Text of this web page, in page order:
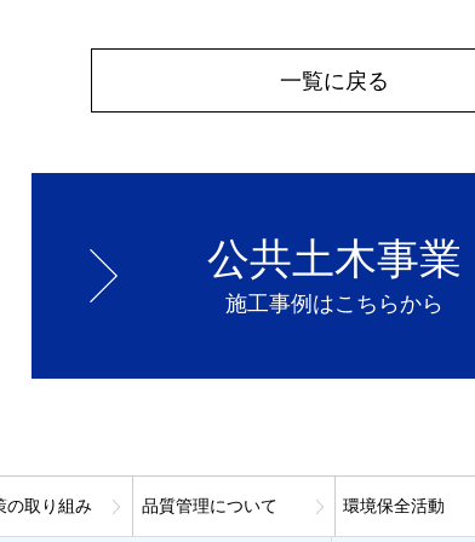
一覧に戻る
公共土木事業
施工事例はこちらから
の取り組み 品質管理について 環境保全活動